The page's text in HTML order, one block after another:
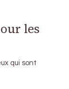
les
qui sont